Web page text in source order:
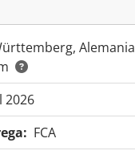
Alemania
2026
FCA